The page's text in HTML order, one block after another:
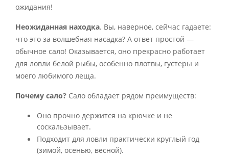
ожидания!
Неожиданная находка. Вы, наверное, сейчас гадаете:
что это за волшебная насадка? А ответ простой —
обычное сало! Оказывается, оно прекрасно работает
для ловли белой рыбы, особенно плотвы, густеры и
моего любимого леща.
Почему сало? Сало обладает рядом преимуществ:
Оно прочно держится на крючке и не
соскальзывает.
Подходит для ловли практически круглый год
(зимой, осенью, весной).